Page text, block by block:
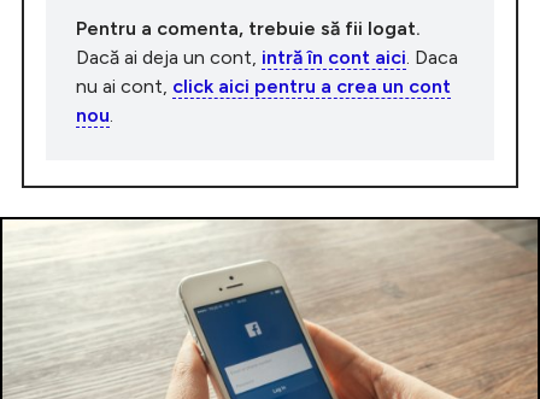
Pentru a comenta, trebuie să fii logat.
Dacă ai deja un cont, intră în cont aici . Daca
nu ai cont, click aici pentru a crea un cont
nou